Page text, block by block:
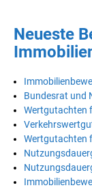
Neueste
Bundesrat und
Wertgutachten
Wertgutachten